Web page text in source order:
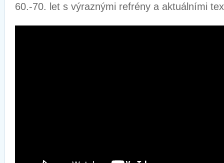
60.-70. let s výraznými refrény a aktuálními